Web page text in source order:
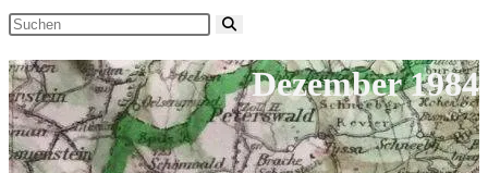
Diese
durchsuchen
Dezember 1984